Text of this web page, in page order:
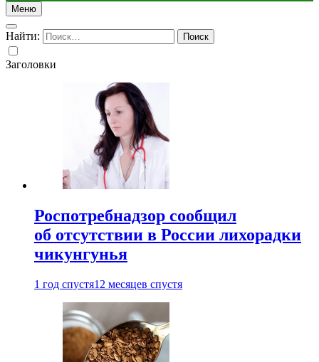
Меню
Найти:
Заголовки
Роспотребнадзор сообщил
об отсутствии в России лихорадки
чикунгунья
1 год спустя12 месяцев спустя